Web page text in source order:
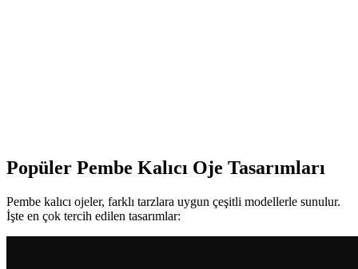
Popüler Pembe Kalıcı Oje Tasarımları
Pembe kalıcı ojeler, farklı tarzlara uygun çeşitli modellerle sunulur.
İşte en çok tercih edilen tasarımlar: